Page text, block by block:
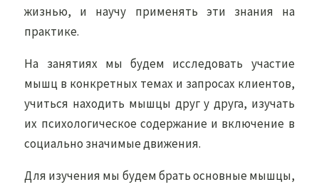
жизнью, и научу применять эти знания на
практике.
На занятиях мы будем исследовать участие
мышц в конкретных темах и запросах клиентов,
учиться находить мышцы друг у друга, изучать
их психологическое содержание и включение в
социально значимые движения.
Для изучения мы будем брать основные мышцы,